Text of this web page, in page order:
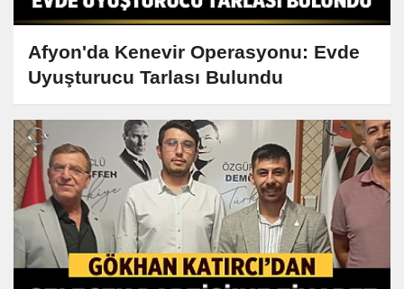
Afyon'da Kenevir Operasyonu: Evde
Uyuşturucu Tarlası Bulundu